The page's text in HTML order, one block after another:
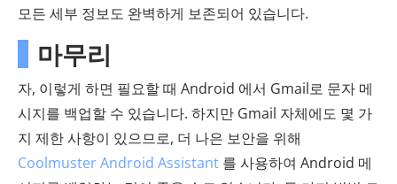
모든 세부 정보도 완벽하게 보존되어 있습니다.
마무리
자, 이렇게 하면 필요할 때 Android 에서 Gmail로 문자 메
시지를 백업할 수 있습니다. 하지만 Gmail 자체에도 몇 가
지 제한 사항이 있으므로, 더 나은 보안을 위해
Coolmuster Android Assistant 를 사용하여 Android 메